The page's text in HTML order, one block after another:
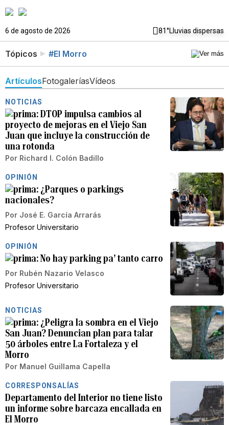
6 de agosto de 2026 81°Lluvias dispersas
Tópicos #El Morro
ArtículosFotogaleríasVídeos
NOTICIAS
DTOP impulsa cambios al
proyecto de mejoras en el Viejo San
Juan que incluye la construcción de
una rotonda
Por Richard I. Colón Badillo
OPINIÓN
¿Parques o parkings
nacionales?
Por José E. García Arrarás
Profesor Universitario
OPINIÓN
No hay parking pa’ tanto carro
Por Rubén Nazario Velasco
Profesor Universitario
NOTICIAS
¿Peligra la sombra en el Viejo
San Juan? Denuncian plan para talar
50 árboles entre La Fortaleza y el
Morro
Por Manuel Guillama Capella
CORRESPONSALÍAS
Departamento del Interior no tiene listo
un informe sobre barcaza encallada en
El Morro